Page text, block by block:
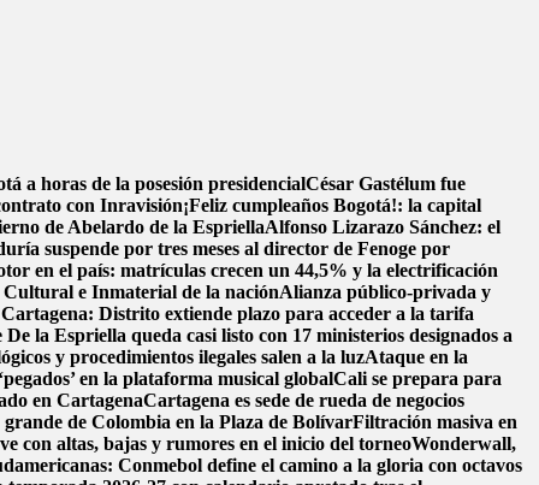
a horas de la posesión presidencialCésar Gastélum fue
con Inravisión¡Feliz cumpleaños Bogotá!: la capital
de Abelardo de la EspriellaAlfonso Lizarazo Sánchez: el
suspende por tres meses al director de Fenoge por
en el país: matrículas crecen un 44,5% y la electrificación
e Inmaterial de la naciónAlianza público-privada y
Distrito extiende plazo para acceder a la tarifa
De la Espriella queda casi listo con 17 ministerios designados a
y procedimientos ilegales salen a la luzAtaque en la
en la plataforma musical globalCali se prepara para
en CartagenaCartagena es sede de rueda de negocios
de Colombia en la Plaza de BolívarFiltración masiva en
con altas, bajas y rumores en el inicio del torneoWonderwall,
Conmebol define el camino a la gloria con octavos